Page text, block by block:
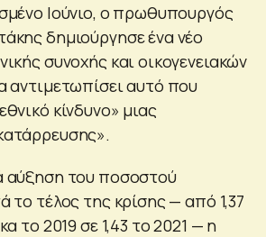
Ιούνιο, ο πρωθυπουργός
δημιούργησε ένα νέο
συνοχής και οικογενειακών
αντιμετωπίσει αυτό που
κίνδυνο» μιας
αύξηση του ποσοστού
το τέλος της κρίσης — από 1,37
το 2019 σε 1,43 το 2021 — η